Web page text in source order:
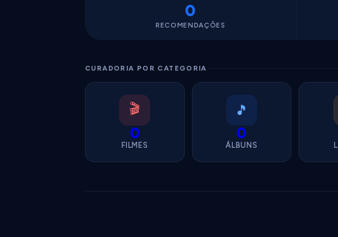
0
RECOMENDAÇÕES
CURADORIA POR CATEGORIA
🎬
0
FILMES
🎵
0
ÁLBUNS